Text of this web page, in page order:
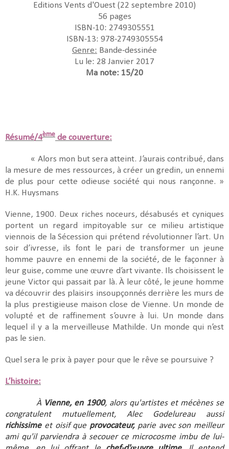
Editions Vents d'Ouest (22 septembre 2010)
56 pages
ISBN-10: 2749305551
ISBN-13: 978-2749305554
Genre: Bande-dessinée
Lu le: 28 Janvier 2017
Ma note: 15/20
Résumé/4ème de couverture:
« Alors mon but sera atteint. J’aurais contribué, dans
la mesure de mes ressources, à créer un gredin, un ennemi
de plus pour cette odieuse société qui nous rançonne. »
H.K. Huysmans
Vienne, 1900. Deux riches noceurs, désabusés et cyniques
portent un regard impitoyable sur ce milieu artistique
viennois de la Sécession qui prétend révolutionner l’art. Un
soir d’ivresse, ils font le pari de transformer un jeune
homme pauvre en ennemi de la société, de le façonner à
leur guise, comme une œuvre d’art vivante. Ils choisissent le
jeune Victor qui passait par là. À leur côté, le jeune homme
va découvrir des plaisirs insoupçonnés derrière les murs de
la plus prestigieuse maison close de Vienne. Un monde de
volupté et de raffinement s’ouvre à lui. Un monde dans
lequel il y a la merveilleuse Mathilde. Un monde qui n’est
pas le sien.
Quel sera le prix à payer pour que le rêve se poursuive ?
L’histoire:
À Vienne, en 1900, alors qu'artistes et mécènes se
congratulent mutuellement, Alec Godelureau aussi
richissimeet oisif que provocateur,parie avec son meilleur
ami qu'il parviendra à secouer ce microcosme imbu de lui-